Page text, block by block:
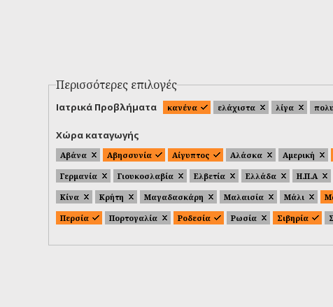
Περισσότερες επιλογές
Ιατρικά Προβλήματα κανένα ελάχιστα λίγα
Χώρα καταγωγής
Αβάνα Αβησσυνία Αίγυπτος Αλάσκα Αμερική
Γερμανία
Γιουκοσλαβία Ελβετία Ελλάδα Η.Π.Α
Κίνα
Κρήτη Μαγαδασκάρη Μαλαισία Μάλι
Περσία
Πορτογαλία Ροδεσία Ρωσία Σιβηρία